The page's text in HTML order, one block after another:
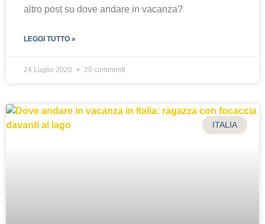
altro post su dove andare in vacanza?
LEGGI TUTTO »
24 Luglio 2020 20 commenti
ITALIA